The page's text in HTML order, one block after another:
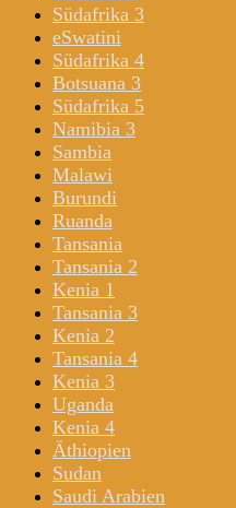
Südafrika 3
eSwatini
Südafrika 4
Botsuana 3
Südafrika 5
Namibia 3
Sambia
Malawi
Burundi
Ruanda
Tansania
Tansania 2
Kenia 1
Tansania 3
Kenia 2
Tansania 4
Kenia 3
Uganda
Kenia 4
Äthiopien
Sudan
Saudi Arabien